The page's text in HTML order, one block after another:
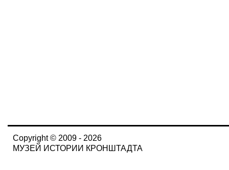
Copyright © 2009 - 2026
МУЗЕЙ ИСТОРИИ КРОНШТАДТА